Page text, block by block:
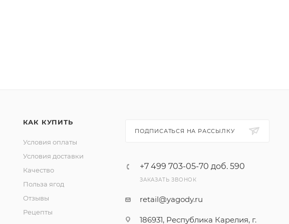
КАК КУПИТЬ
Условия оплаты
Условия доставки
Качество
Польза ягод
Отзывы
Рецепты
ПОДПИСАТЬСЯ НА РАССЫЛКУ
+7 499 703-05-70 доб. 590
ЗАКАЗАТЬ ЗВОНОК
retail@yagody.ru
186931, Республика Карелия, г.